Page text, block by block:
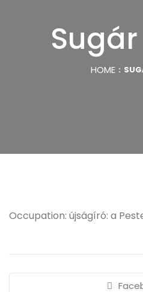
HOME
Occupation: újságíró: a